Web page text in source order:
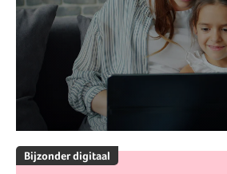
Bijzonder digitaal